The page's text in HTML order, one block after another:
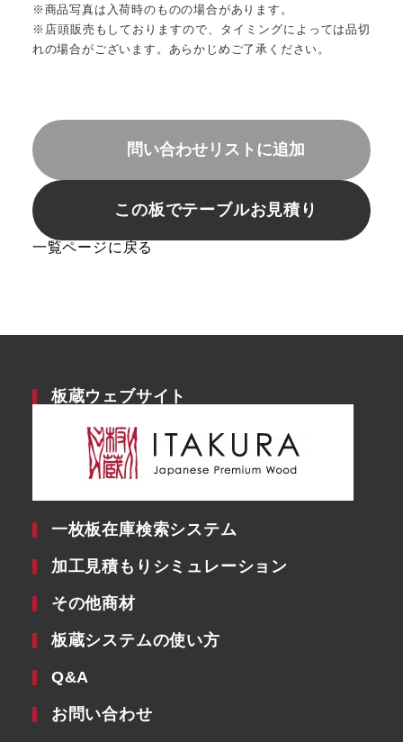
※商品写真は入荷時のものの場合があります。
※店頭販売もしておりますので、タイミングによっては品切
れの場合がございます。あらかじめご了承ください。
問い合わせリストに追加
この板でテーブルお見積り
一覧ページに戻る
板蔵ウェブサイト
一枚板在庫検索システム
加工見積もりシミュレーション
その他商材
板蔵システムの使い方
Q&A
お問い合わせ